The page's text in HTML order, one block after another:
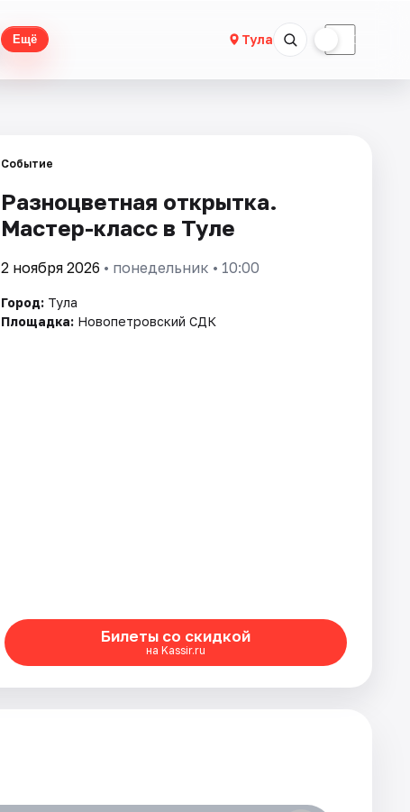
Ещё Тула ☾
Событие
Разноцветная открытка.
Мастер-класс в Туле
2 ноября 2026 • понедельник • 10:00
Город: Тула
Площадка: Новопетровский СДК
Билеты со скидкой
на Kassir.ru